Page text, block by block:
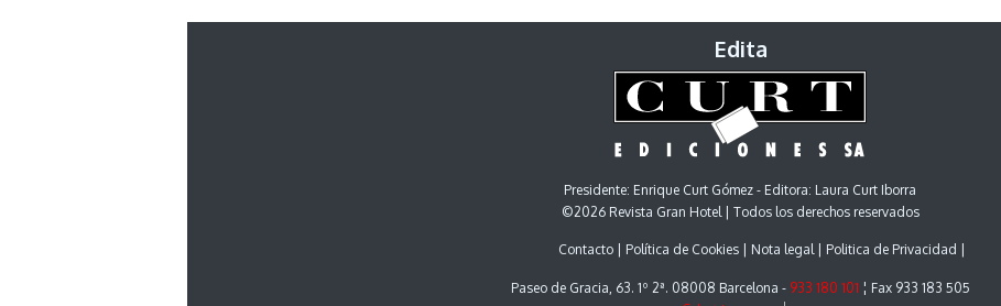
Edita
Presidente: Enrique Curt Gómez - Editora: Laura Curt Iborra
©2026 Revista Gran Hotel | Todos los derechos reservados
Contacto Política de Cookies Nota legal Politica de Privacidad
Paseo de Gracia, 63. 1º 2ª. 08008 Barcelona - 933 180 101 ¦ Fax 933 183 505